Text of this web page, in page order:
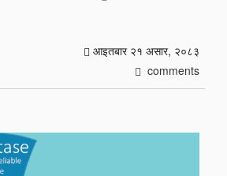
आइतबार २१ असार, २०८३
comments